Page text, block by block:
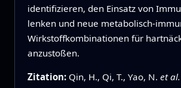
identifizieren, den Einsatz von
lenken und neue
Wirkstoffkombinationen für
anzustoßen.
Zitation: Qin, H., Qi, T., Yao, N. et al.